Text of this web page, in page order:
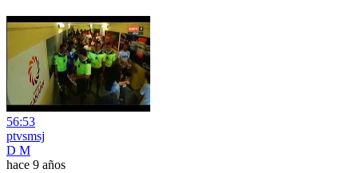
56:53
ptvsmsj
D M
hace 9 años